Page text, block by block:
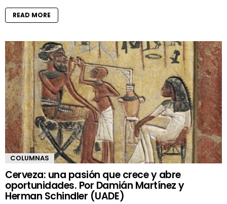
READ MORE
COLUMNAS
Cerveza: una pasión que crece y abre
oportunidades. Por Damián Martínez y
Herman Schindler (UADE)